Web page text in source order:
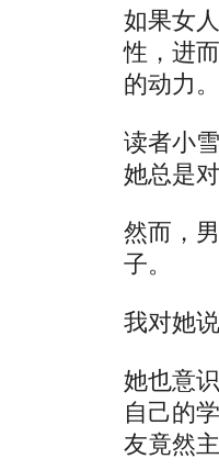
如果女
性，进
的动力。
读者小
她总是
然而，
子。
我对她
她也意
自己的
友竟然